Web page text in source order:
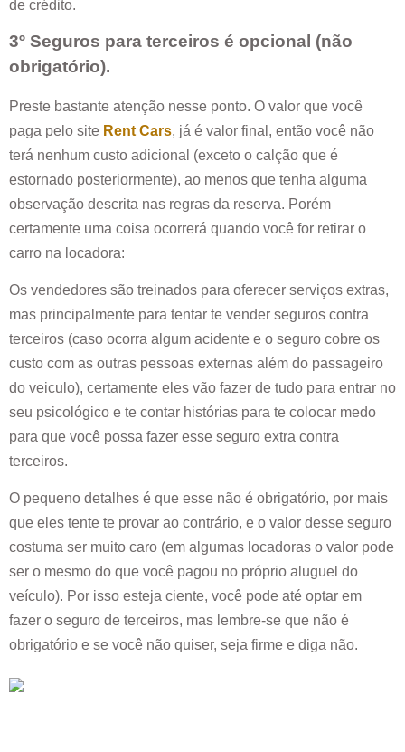
de crédito.
3º Seguros para terceiros é opcional (não
obrigatório).
Preste bastante atenção nesse ponto. O valor que você
paga pelo site Rent Cars, já é valor final, então você não
terá nenhum custo adicional (exceto o calção que é
estornado posteriormente), ao menos que tenha alguma
observação descrita nas regras da reserva. Porém
certamente uma coisa ocorrerá quando você for retirar o
carro na locadora:
Os vendedores são treinados para oferecer serviços extras,
mas principalmente para tentar te vender seguros contra
terceiros (caso ocorra algum acidente e o seguro cobre os
custo com as outras pessoas externas além do passageiro
do veiculo), certamente eles vão fazer de tudo para entrar no
seu psicológico e te contar histórias para te colocar medo
para que você possa fazer esse seguro extra contra
terceiros.
O pequeno detalhes é que esse não é obrigatório, por mais
que eles tente te provar ao contrário, e o valor desse seguro
costuma ser muito caro (em algumas locadoras o valor pode
ser o mesmo do que você pagou no próprio aluguel do
veículo). Por isso esteja ciente, você pode até optar em
fazer o seguro de terceiros, mas lembre-se que não é
obrigatório e se você não quiser, seja firme e diga não.